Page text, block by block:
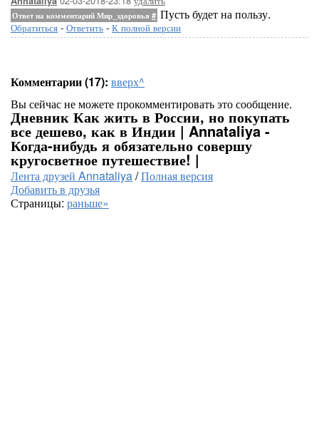
Ответ на комментарий Мир_здоровья # Пусть будет на пользу.
Обратиться - Ответить - К полной версии
Комментарии (17): вверх^
Вы сейчас не можете прокомментировать это сообщение.
Дневник Как жить в России, но покупать
все дешево, как в Индии | Annataliya -
Когда-нибудь я обязательно совершу
кругосветное путешествие! |
Лента друзей Annataliya/Полная версия
Добавить в друзья
Страницы: раньше»